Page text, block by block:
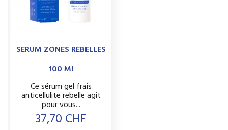
SERUM ZONES REBELLES
100 Ml
Ce sérum gel frais
anticellulite rebelle agit
pour vous...
Prix
37,70 CHF